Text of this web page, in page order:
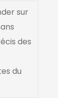
sur
des
du